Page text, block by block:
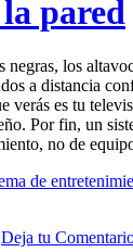
pared
negras, los
a distancia
verás es tu
Por fin, un
no de
Deja tu